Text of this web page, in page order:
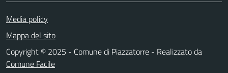
Media policy
Mappa del sito
Copyright © 2025 - Comune di Piazzatorre - Realizzato da
Comune Facile